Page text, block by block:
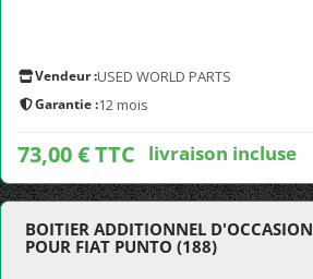
Vendeur :USED WORLD PARTS
Garantie :12 mois
73,00 € TTC livraison incluse
BOITIER ADDITIONNEL D'OCCASION
POUR FIAT PUNTO (188)